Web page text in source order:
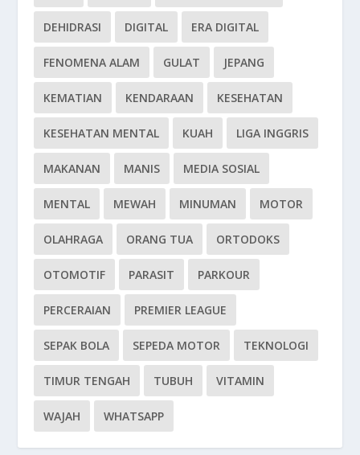
DEHIDRASI DIGITAL ERA DIGITAL
FENOMENA ALAM GULAT JEPANG
KEMATIAN KENDARAAN KESEHATAN
KESEHATAN MENTAL KUAH LIGA INGGRIS
MAKANAN MANIS MEDIA SOSIAL
MENTAL MEWAH MINUMAN MOTOR
OLAHRAGA ORANG TUA ORTODOKS
OTOMOTIF PARASIT PARKOUR
PERCERAIAN PREMIER LEAGUE
SEPAK BOLA SEPEDA MOTOR TEKNOLOGI
TIMUR TENGAH TUBUH VITAMIN
WAJAH WHATSAPP